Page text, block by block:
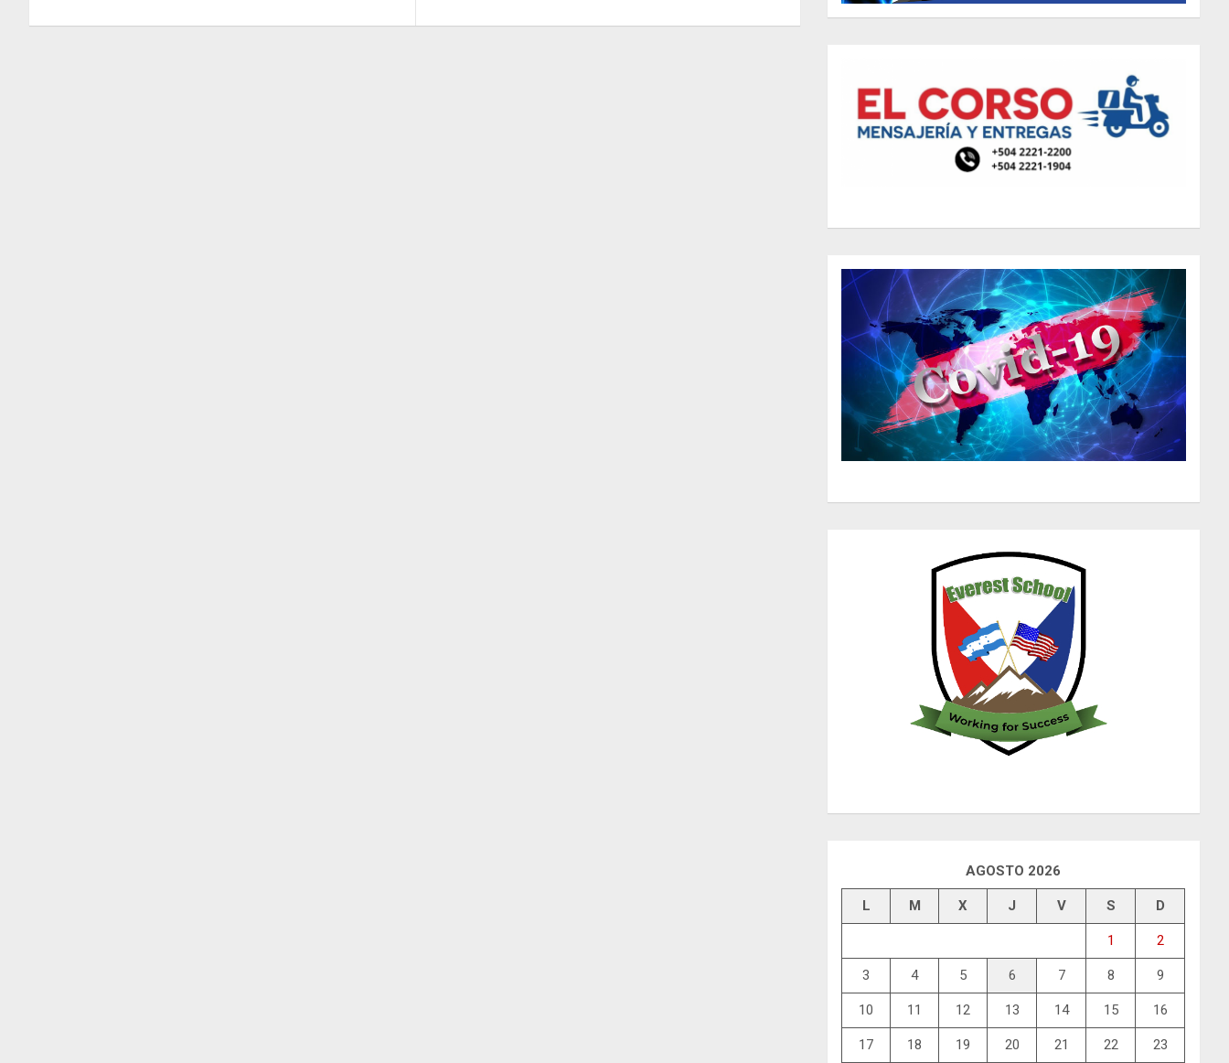
AGOSTO 2026
L M X J V S D
1 2
3 4 5 6 7 8 9
10 11 12 13 14 15 16
17 18 19 20 21 22 23